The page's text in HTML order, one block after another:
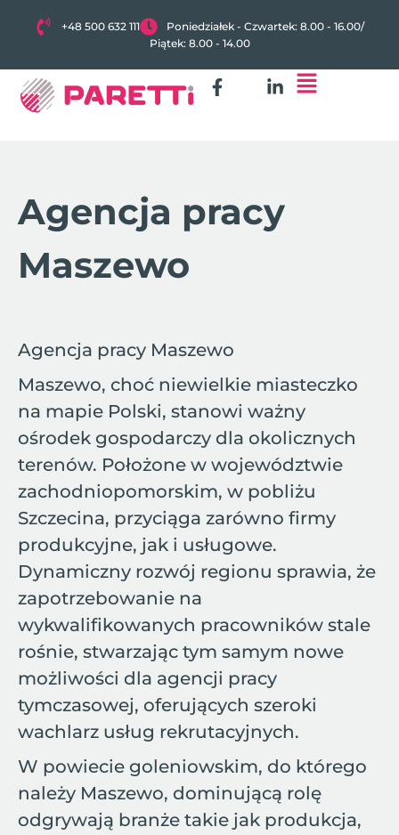
+48 500 632 111 Poniedziałek - Czwartek: 8.00 - 16.00/
Piątek: 8.00 - 14.00
Agencja pracy
Maszewo
Agencja pracy Maszewo
Maszewo, choć niewielkie miasteczko
na mapie Polski, stanowi ważny
ośrodek gospodarczy dla okolicznych
terenów. Położone w województwie
zachodniopomorskim, w pobliżu
Szczecina, przyciąga zarówno firmy
produkcyjne, jak i usługowe.
Dynamiczny rozwój regionu sprawia, że
zapotrzebowanie na
wykwalifikowanych pracowników stale
rośnie, stwarzając tym samym nowe
możliwości dla agencji pracy
tymczasowej, oferujących szeroki
wachlarz usług rekrutacyjnych.
W powiecie goleniowskim, do którego
należy Maszewo, dominującą rolę
odgrywają branże takie jak produkcja,